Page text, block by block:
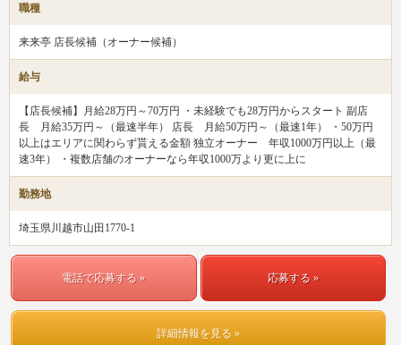
職種
来来亭 店長候補（オーナー候補）
給与
【店長候補】月給28万円～70万円 ・未経験でも28万円からスタート 副店
長 月給35万円～（最速半年） 店長 月給50万円～（最速1年） ・50万円
以上はエリアに関わらず貰える金額 独立オーナー 年収1000万円以上（最
速3年） ・複数店舗のオーナーなら年収1000万より更に上に
勤務地
埼玉県川越市山田1770-1
電話で応募する » 応募する »
詳細情報を見る »